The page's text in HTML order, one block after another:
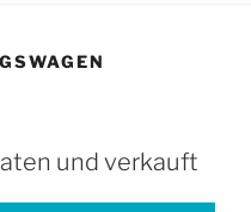
und verkauft